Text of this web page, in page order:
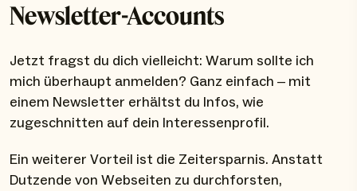
Newsletter-Accounts
Jetzt fragst du dich vielleicht: Warum sollte ich
mich überhaupt anmelden? Ganz einfach – mit
einem Newsletter erhältst du Infos, wie
zugeschnitten auf dein Interessenprofil.
Ein weiterer Vorteil ist die Zeitersparnis. Anstatt
Dutzende von Webseiten zu durchforsten,